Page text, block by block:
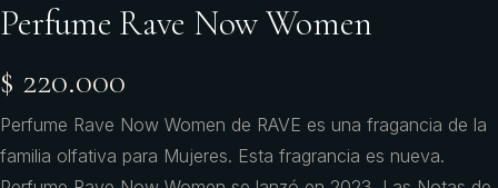
Perfume Rave Now Women
$ 220.000
Perfume Rave Now Women de RAVE es una fragancia de la
familia olfativa para Mujeres. Esta fragrancia es nueva.